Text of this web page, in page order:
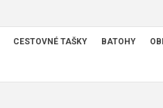
CESTOVNÉ TAŠKY BATOHY